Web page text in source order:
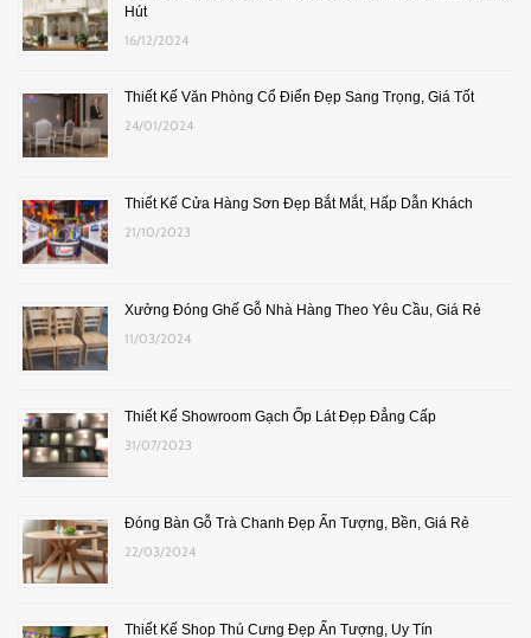
Hút
16/12/2024
Thiết Kế Văn Phòng Cổ Điển Đẹp Sang Trọng, Giá Tốt
24/01/2024
Thiết Kế Cửa Hàng Sơn Đẹp Bắt Mắt, Hấp Dẫn Khách
21/10/2023
Xưởng Đóng Ghế Gỗ Nhà Hàng Theo Yêu Cầu, Giá Rẻ
11/03/2024
Thiết Kế Showroom Gạch Ốp Lát Đẹp Đẳng Cấp
31/07/2023
Đóng Bàn Gỗ Trà Chanh Đẹp Ấn Tượng, Bền, Giá Rẻ
22/03/2024
Thiết Kế Shop Thú Cưng Đẹp Ấn Tượng, Uy Tín